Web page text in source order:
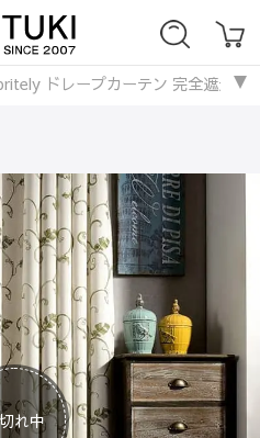
ドレープカーテン 完全遮光可
プカーテン 完全遮光可
ドレープカーテン 完全遮光可
レープカーテン 完全遮光可
Spritely ドレープカーテン 完全遮光
ープカーテン 完全遮光可
プカーテン 完全遮光可
ドレープカーテン 完全遮光可
カーテン 完全遮光可
レープカーテン 完全遮光可
ドレープカーテン 完全遮光可
レープカーテン 完全遮光可
れ中